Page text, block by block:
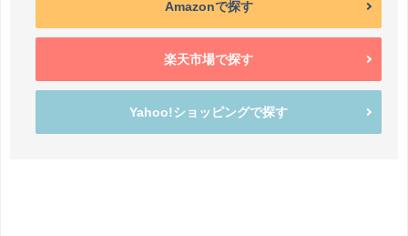
Amazonで探す
楽天市場で探す
Yahoo!ショッピングで探す